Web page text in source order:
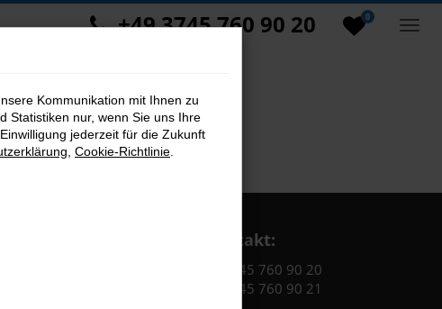
0
+49 3745 760 90 20
Kontakt:
Tel.: +49 3745 760 90 20
Fax: +49 3745 760 90 21
Kommunikation mit Ihnen zu
Statistiken nur, wenn Sie uns Ihre
jederzeit für die Zukunft
Cookie-Richtlinie